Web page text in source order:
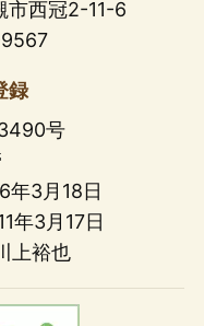
西冠2-11-6
録
号
3月18日
年3月17日
上裕也